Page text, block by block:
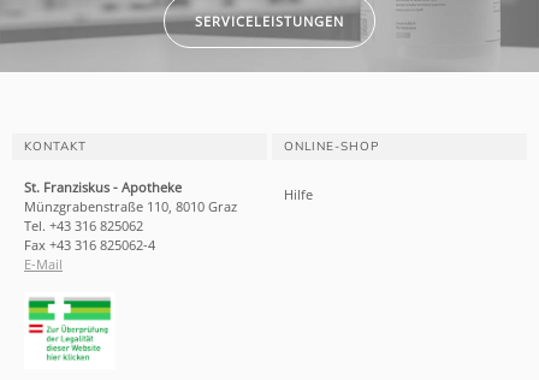
SERVICELEISTUNGEN
KONTAKT
St. Franziskus - Apotheke
Münzgrabenstraße 110, 8010 Graz
Tel. +43 316 825062
Fax +43 316 825062-4
E-Mail
ONLINE-SHOP
Hilfe